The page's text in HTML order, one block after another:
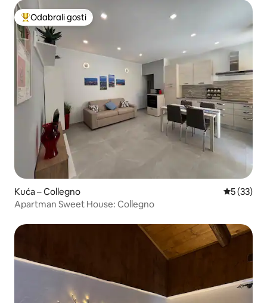
Među najviše rangiranima s oznakom „Odabrali gosti”
Odabrali gosti
Kuća – Collegno Prosječna
5 (33)
Apartman Sweet House: Collegno